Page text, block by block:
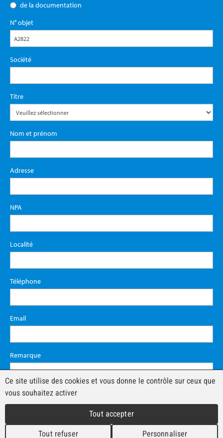
de la documentation
N° objet
Société
Titre
Nom et prénom
Adresse
NPA
Localité
Téléphone
Email
Remarque
Ce site utilise des cookies et vous donne le contrôle sur ceux que
vous souhaitez activer
Tout accepter
Tout refuser Personnaliser